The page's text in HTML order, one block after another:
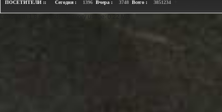
ПОСЕТИТЕЛИ :: Сегодня : 1396 Вчера : 3748 Всего : 3851234
Loaded in 1.8 seconds. Memory usage: 0.22 MB